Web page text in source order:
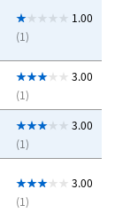
1.00
(1)
3.00
(1)
3.00
(1)
3.00
(1)